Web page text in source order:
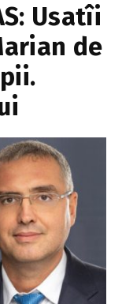
Usatîi
de